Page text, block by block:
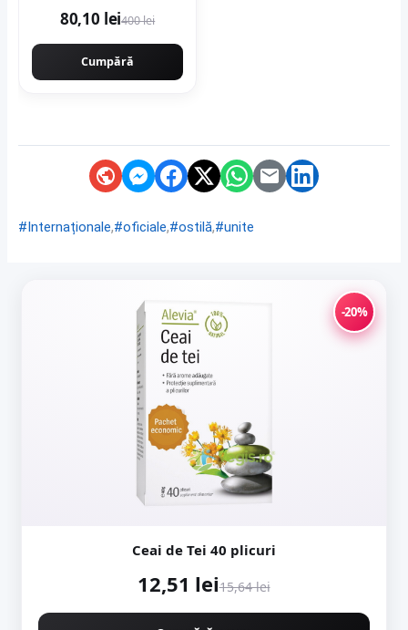
80,10 lei400 lei
Cumpără
#Internaționale,#oficiale,#ostilă,#unite
-20%
Ceai de Tei 40 plicuri
12,51 lei15,64 lei